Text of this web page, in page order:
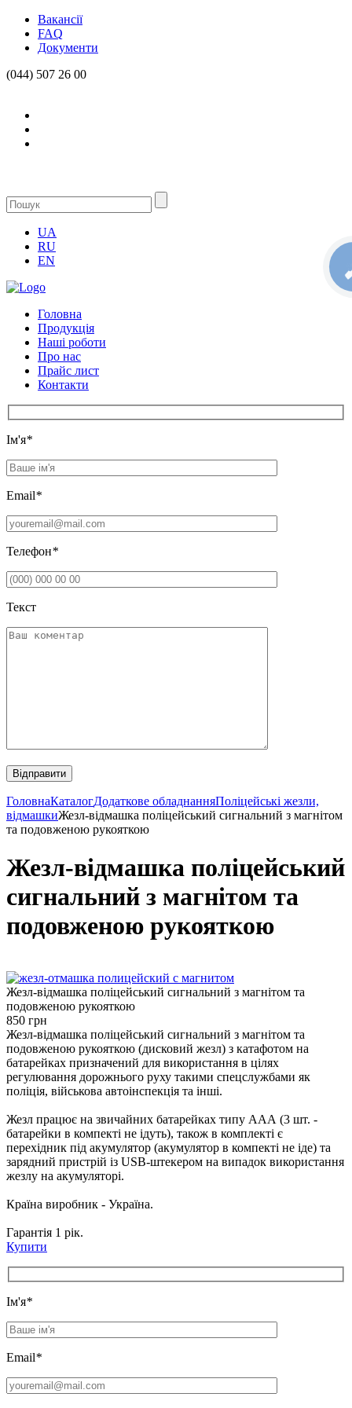
Вакансії
FAQ
Документи
(044) 507 26 00
UA
RU
EN
Головна
Продукцiя
Нашi роботи
Про нас
Прайс лист
Контакти
Iм'я*
Email*
Телефон*
Текст
ГоловнаКаталогДодаткове обладнанняПоліцейські жезли,
відмашкиЖезл-відмашка поліцейський сигнальний з магнітом
та подовженою рукояткою
Жезл-відмашка поліцейський
сигнальний з магнітом та
подовженою рукояткою
Жезл-відмашка поліцейський сигнальний з магнітом та
подовженою рукояткою
850 грн
Жезл-відмашка поліцейський сигнальний з магнітом та
подовженою рукояткою (дисковий жезл) з катафотом на
батарейках призначений для використання в цілях
регулювання дорожнього руху такими спецслужбами як
поліція, військова автоінспекція та інші.
Жезл працює на звичайних батарейках типу ААА (3 шт. -
батарейки в компекті не ідуть), також в комплекті є
перехідник під акумулятор (акумулятор в компекті не іде) та
зарядний пристрій із USB-штекером на випадок використання
жезлу на акумуляторі.
Країна виробник - Україна.
Гарантія 1 рік.
Купити
Iм'я*
Email*